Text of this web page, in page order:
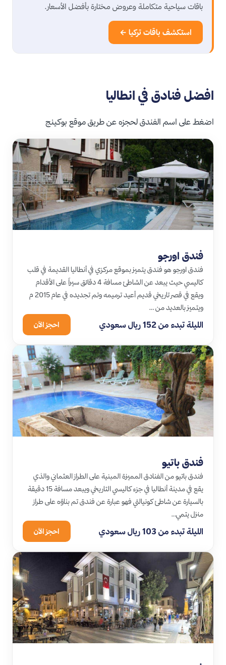
باقات سياحية متكاملة وعروض مختارة بأفضل الأسعار.
استكشف باقات تركيا ←
افضل فنادق في انطاليا
اضغط على اسم الفندق لحجزه عن طريق موقع بوكينج
فندق اورجو
فندق اورجو هو فندق يتميز بموقع مركزي في أنطاليا القديمة في قلب
كاليسي حيث يبعد عن الشاطئ مسافة 4 دقائق سيراً على الأقدام
ويقع في قصر تاريخي قديم أعيد ترميمه وتم تجديده في عام 2015 م
ويتميز بالعديد من …
الليلة تبدء من 152 ريال سعودي احجز الآن
فندق باتيو
فندق باتيو من الفنادق المميزة المبنية على الطراز العثماني والذي
يقع في مدينة أنطاليا في جزء كاليسي التاريخي ويبعد مسافة 15 دقيقة
بالسيارة عن شاطئ كونيالتي فهو عبارة عن فندق تم بناؤه على طراز
منزل يتمي…
الليلة تبدء من 103 ريال سعودي احجز الآن